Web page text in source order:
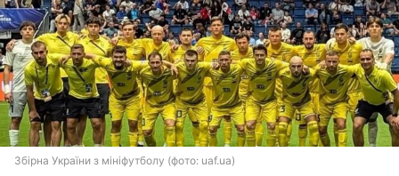
Збірна України з мініфутболу (фото: uaf.ua)